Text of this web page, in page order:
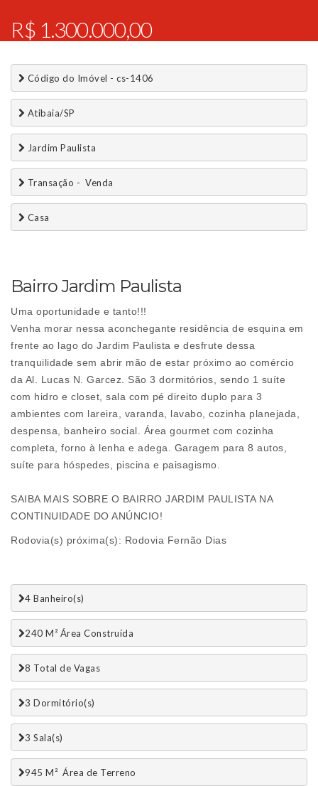
R$ 1.300.000,00
Código do Imóvel - cs-1406
Atibaia/SP
Jardim Paulista
Transação -  Venda
Casa
Bairro Jardim Paulista
Uma oportunidade e tanto!!!
Venha morar nessa aconchegante residência de esquina em
frente ao lago do Jardim Paulista e desfrute dessa
tranquilidade sem abrir mão de estar próximo ao comércio
da Al. Lucas N. Garcez. São 3 dormitórios, sendo 1 suíte
com hidro e closet, sala com pé direito duplo para 3
ambientes com lareira, varanda, lavabo, cozinha planejada,
despensa, banheiro social. Área gourmet com cozinha
completa, forno à lenha e adega. Garagem para 8 autos,
suíte para hóspedes, piscina e paisagismo.
SAIBA MAIS SOBRE O BAIRRO JARDIM PAULISTA NA
CONTINUIDADE DO ANÚNCIO!
Rodovia(s) próxima(s): Rodovia Fernão Dias
4 Banheiro(s)
240 M² Área Construída
8 Total de Vagas
3 Dormitório(s)
3 Sala(s)
945 M²  Área de Terreno